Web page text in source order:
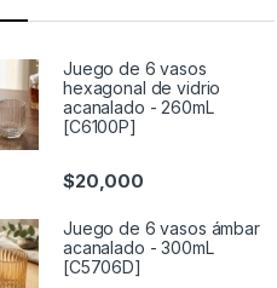
Juego de 6 vasos
hexagonal de vidrio
acanalado - 260mL
[C6100P]
$20,000
Juego de 6 vasos ámbar
acanalado - 300mL
[C5706D]